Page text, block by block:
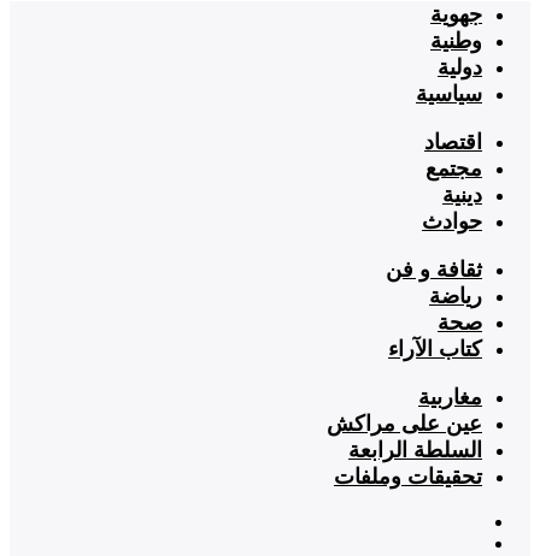
جهوية
وطنية
دولية
سياسية
اقتصاد
مجتمع
دينية
حوادث
ثقافة و فن
رياضة
صحة
كتاب الآراء
مغاربية
عين على مراكش
السلطة الرابعة
تحقيقات وملفات